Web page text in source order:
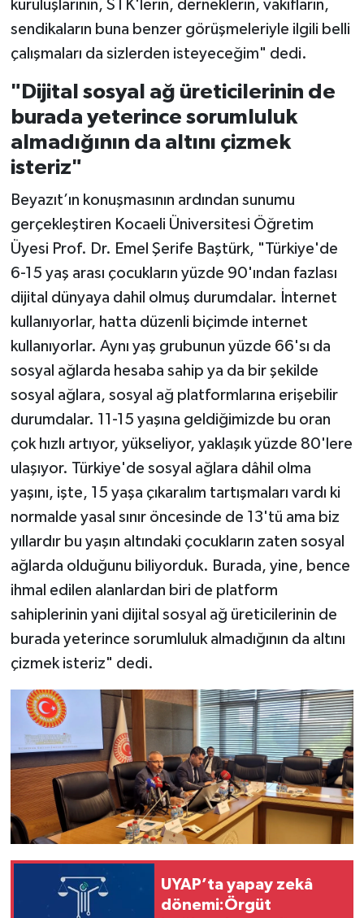
kuruluşlarının, STK'lerin, derneklerin, vakıfların,
sendikaların buna benzer görüşmeleriyle ilgili belli
çalışmaları da sizlerden isteyeceğim" dedi.
"Dijital sosyal ağ üreticilerinin de
burada yeterince sorumluluk
almadığının da altını çizmek
isteriz"
Beyazıt’ın konuşmasının ardından sunumu
gerçekleştiren Kocaeli Üniversitesi Öğretim
Üyesi Prof. Dr. Emel Şerife Baştürk, "Türkiye'de
6-15 yaş arası çocukların yüzde 90'ından fazlası
dijital dünyaya dahil olmuş durumdalar. İnternet
kullanıyorlar, hatta düzenli biçimde internet
kullanıyorlar. Aynı yaş grubunun yüzde 66'sı da
sosyal ağlarda hesaba sahip ya da bir şekilde
sosyal ağlara, sosyal ağ platformlarına erişebilir
durumdalar. 11-15 yaşına geldiğimizde bu oran
çok hızlı artıyor, yükseliyor, yaklaşık yüzde 80'lere
ulaşıyor. Türkiye'de sosyal ağlara dâhil olma
yaşını, işte, 15 yaşa çıkaralım tartışmaları vardı ki
normalde yasal sınır öncesinde de 13'tü ama biz
yıllardır bu yaşın altındaki çocukların zaten sosyal
ağlarda olduğunu biliyorduk. Burada, yine, bence
ihmal edilen alanlardan biri de platform
sahiplerinin yani dijital sosyal ağ üreticilerinin de
burada yeterince sorumluluk almadığının da altını
çizmek isteriz" dedi.
UYAP’ta yapay zekâ
dönemi:Örgüt